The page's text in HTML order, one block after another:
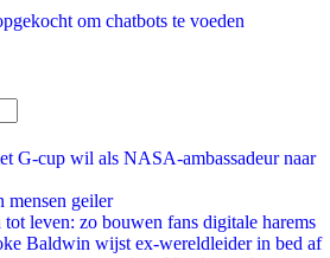
om chatbots te voeden
G-cup wil als NASA-ambassadeur naar
mensen geiler
leven: zo bouwen fans digitale harems
Baldwin wijst ex-wereldleider in bed af